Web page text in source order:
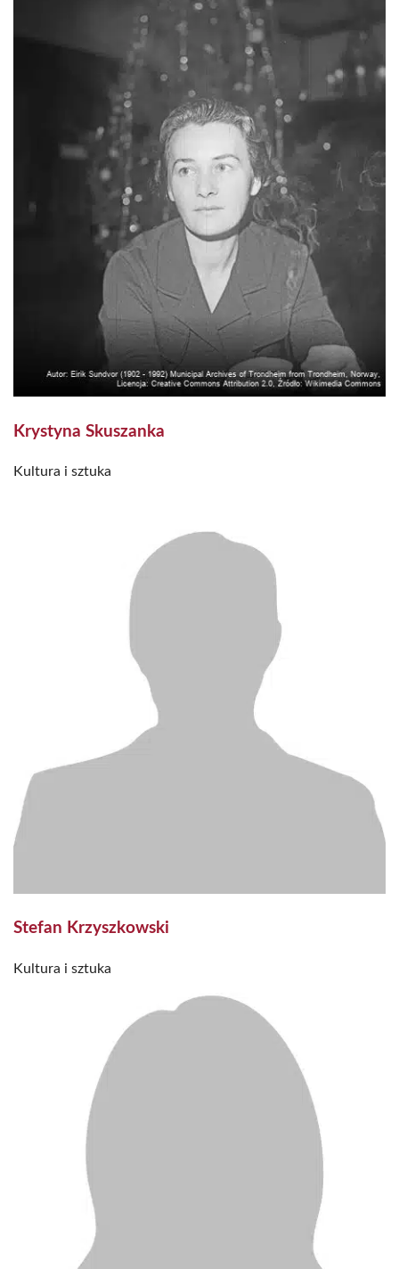
Krystyna Skuszanka
Kultura i sztuka
Stefan Krzyszkowski
Kultura i sztuka